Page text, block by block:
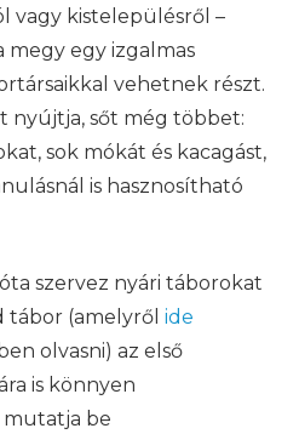
vagy kistelepülésről –
megy egy izgalmas
vehetnek részt.
nyújtja, sőt még többet:
sok mókát és kacagást,
is hasznosítható
óta szervez nyári táborokat
tábor (amelyről ide
olvasni) az első
is könnyen
be